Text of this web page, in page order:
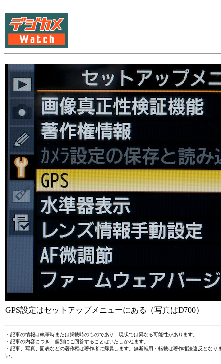
GPS設定はセットアップメニューにある（写真はD700）
・記事の情報は執筆時または掲載時のものであり、現状では異なる可能性があります。
・記事の内容につき、個別にご回答することはいたしかねます。
・記事、写真、図表などの著作権は著作者に帰属します。無断転用・転載は著作権法違反とな
い。